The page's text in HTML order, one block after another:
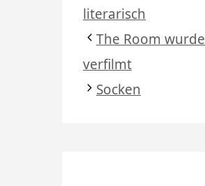
literarisch
The Room wurde
verfilmt
Socken